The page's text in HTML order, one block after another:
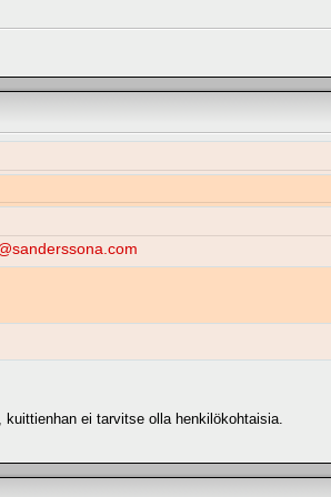
ei tarvitse olla henkilökohtaisia.